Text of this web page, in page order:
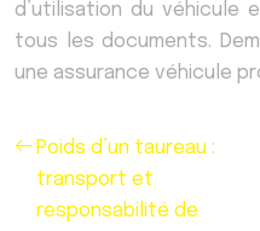
d’utilisation du véhicule
tous les documents.
une assurance véhicule
Poids d’un taureau :
transport et
responsabilité de